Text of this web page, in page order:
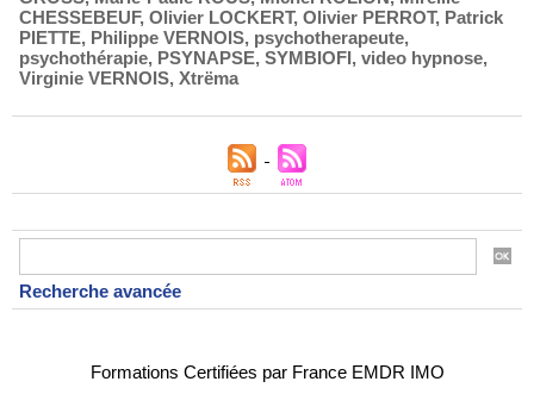
Recherche avancée
Formations Certifiées par France EMDR IMO
CHESSEBEUF, Olivier LOCKERT, Olivier PERROT, Patrick
PIETTE, Philippe VERNOIS, psychotherapeute,
psychothérapie, PSYNAPSE, SYMBIOFI, video hypnose,
Virginie VERNOIS, Xtrëma